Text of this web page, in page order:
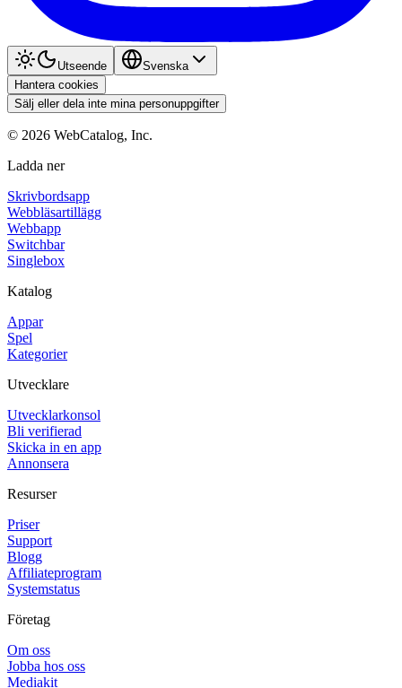
Utseende
Svenska
Hantera cookies
Sälj eller dela inte mina personuppgifter
© 2026 WebCatalog, Inc.
Ladda ner
Skrivbordsapp
Webbläsartillägg
Webbapp
Switchbar
Singlebox
Katalog
Appar
Spel
Kategorier
Utvecklare
Utvecklarkonsol
Bli verifierad
Skicka in en app
Annonsera
Resurser
Priser
Support
Blogg
Affiliateprogram
Systemstatus
Företag
Om oss
Jobba hos oss
Mediakit